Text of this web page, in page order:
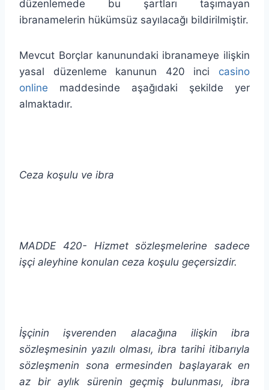
düzenlemede bu şartları taşımayan
ibranamelerin hükümsüz sayılacağı bildirilmiştir.
Mevcut Borçlar kanunundaki ibranameye ilişkin
yasal düzenleme kanunun 420 inci casino
online maddesinde aşağıdaki şekilde yer
almaktadır.
Ceza koşulu ve ibra
MADDE 420- Hizmet sözleşmelerine sadece
işçi aleyhine konulan ceza koşulu geçersizdir.
İşçinin işverenden alacağına ilişkin ibra
sözleşmesinin yazılı olması, ibra tarihi itibarıyla
sözleşmenin sona ermesinden başlayarak en
az bir aylık sürenin geçmiş bulunması, ibra